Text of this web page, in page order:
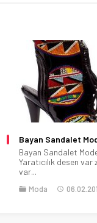
Bayan Sandalet
Bayan Sandalet
Yaratıcılık desen
var...
Moda